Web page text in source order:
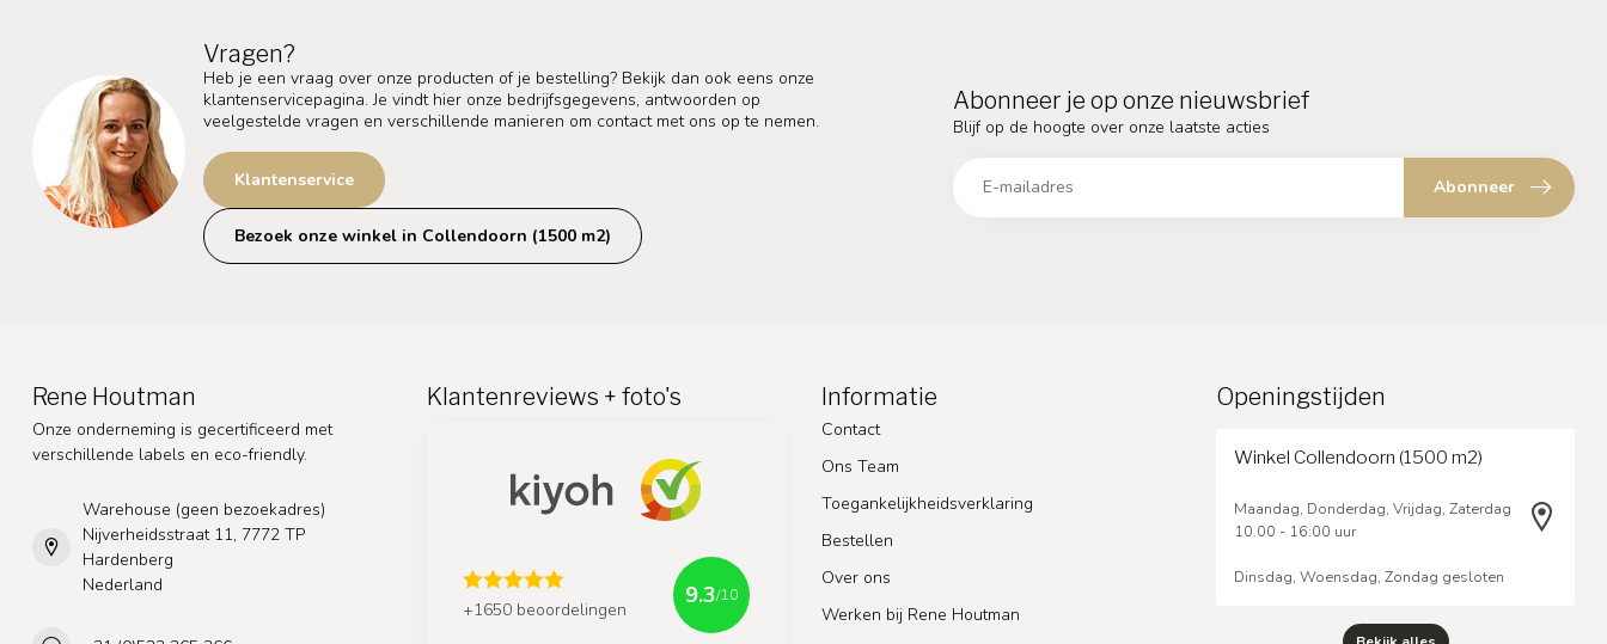
Vragen?
Heb je een vraag over onze producten of je bestelling? Bekijk dan ook eens onze
klantenservicepagina. Je vindt hier onze bedrijfsgegevens, antwoorden op
veelgestelde vragen en verschillende manieren om contact met ons op te nemen.
Klantenservice
Bezoek onze winkel in Collendoorn (1500 m2)
Abonneer je op onze nieuwsbrief
Blijf op de hoogte over onze laatste acties
Abonneer
Rene Houtman
Onze onderneming is gecertificeerd met
verschillende labels en eco-friendly.
Warehouse (geen bezoekadres)
Nijverheidsstraat 11, 7772 TP
Hardenberg
Nederland
Klantenreviews + foto's
+1650 beoordelingen
9.3/10
Informatie
Contact
Ons Team
Toegankelijkheidsverklaring
Bestellen
Over ons
Werken bij Rene Houtman
Openingstijden
Winkel Collendoorn (1500 m2)
Maandag, Donderdag, Vrijdag, Zaterdag
10.00 - 16:00 uur
Dinsdag, Woensdag, Zondag gesloten